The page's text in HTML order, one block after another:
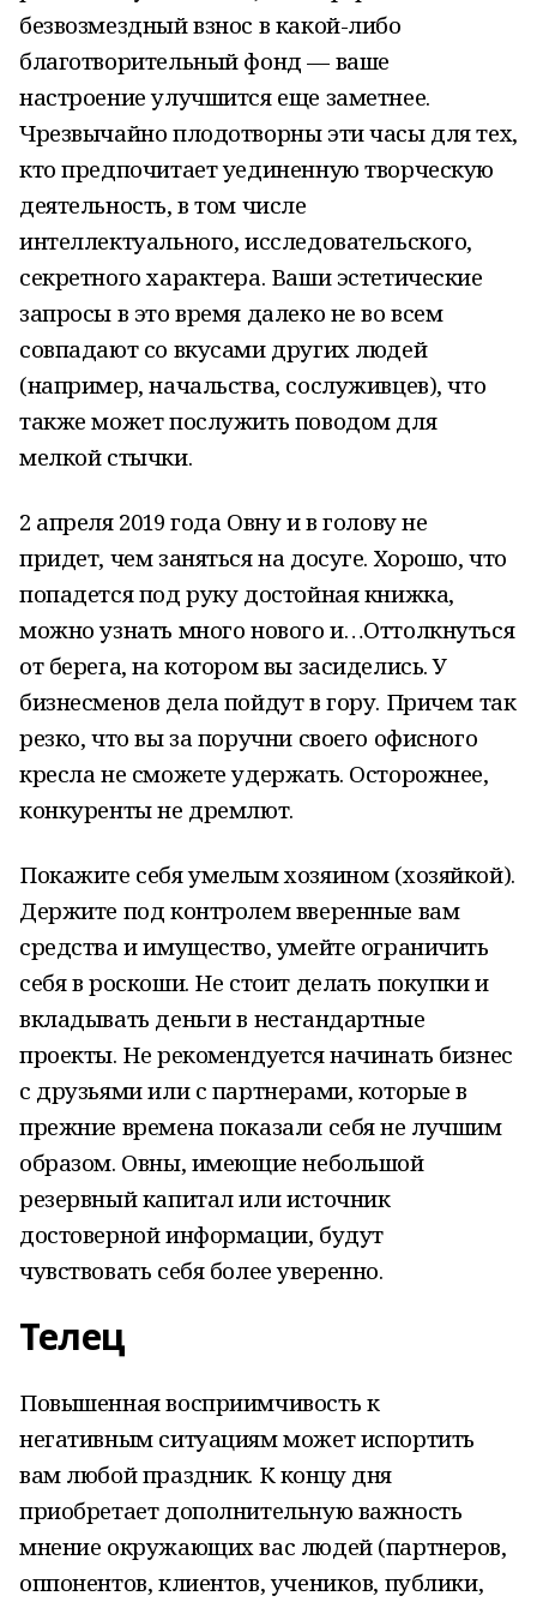
безвозмездный взнос в какой-либо
благотворительный фонд — ваше
настроение улучшится еще заметнее.
Чрезвычайно плодотворны эти часы для тех,
кто предпочитает уединенную творческую
деятельность, в том числе
интеллектуального, исследовательского,
секретного характера. Ваши эстетические
запросы в это время далеко не во всем
совпадают со вкусами других людей
(например, начальства, сослуживцев), что
также может послужить поводом для
мелкой стычки.
2 апреля 2019 года Овну и в голову не
придет, чем заняться на досуге. Хорошо, что
попадется под руку достойная книжка,
можно узнать много нового и…Оттолкнуться
от берега, на котором вы засиделись. У
бизнесменов дела пойдут в гору. Причем так
резко, что вы за поручни своего офисного
кресла не сможете удержать. Осторожнее,
конкуренты не дремлют.
Покажите себя умелым хозяином (хозяйкой).
Держите под контролем вверенные вам
средства и имущество, умейте ограничить
себя в роскоши. Не стоит делать покупки и
вкладывать деньги в нестандартные
проекты. Не рекомендуется начинать бизнес
с друзьями или с партнерами, которые в
прежние времена показали себя не лучшим
образом. Овны, имеющие небольшой
резервный капитал или источник
достоверной информации, будут
чувствовать себя более уверенно.
Телец
Повышенная восприимчивость к
негативным ситуациям может испортить
вам любой праздник. К концу дня
приобретает дополнительную важность
мнение окружающих вас людей (партнеров,
оппонентов, клиентов, учеников, публики,